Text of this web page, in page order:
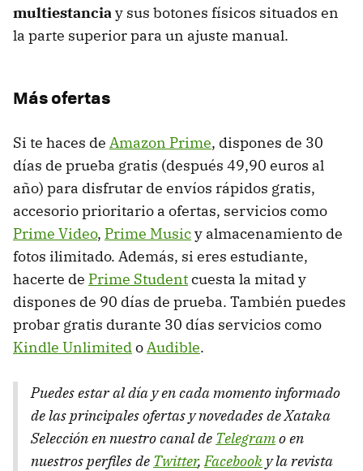
multiestanciay sus botones físicos situados en
la parte superior para un ajuste manual.
Más ofertas
Si te haces de Amazon Prime, dispones de 30
días de prueba gratis (después 49,90 euros al
año) para disfrutar de envíos rápidos gratis,
accesorio prioritario a ofertas, servicios como
Prime Video, Prime Musicy almacenamiento de
fotos ilimitado. Además, si eres estudiante,
hacerte de Prime Studentcuesta la mitad y
dispones de 90 días de prueba. También puedes
probar gratis durante 30 días servicios como
Kindle UnlimitedoAudible.
Puedes estar al día y en cada momento informado
de las principales ofertas y novedades de Xataka
Selección en nuestro canal de Telegramo en
nuestros perfiles de Twitter,Facebook y la revista